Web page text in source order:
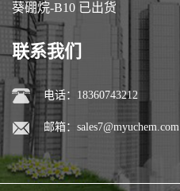
葵硼烷-B10 已出货
联系我们
电话：18360743212
邮箱： sales7@myuchem.com